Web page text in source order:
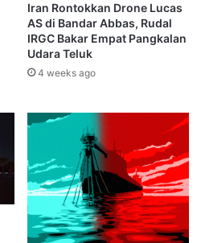
Iran Rontokkan Drone Lucas
AS di Bandar Abbas, Rudal
IRGC Bakar Empat Pangkalan
Udara Teluk
4 weeks ago